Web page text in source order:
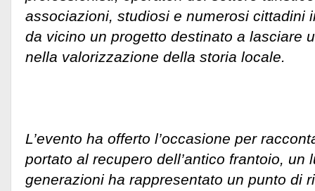
associazioni, studiosi e numerosi cittadini
da vicino un progetto destinato a lasciare
nella valorizzazione della storia locale.
L’evento ha offerto l’occasione per
portato al recupero dell’antico frantoio, un
generazioni ha rappresentato un punto di